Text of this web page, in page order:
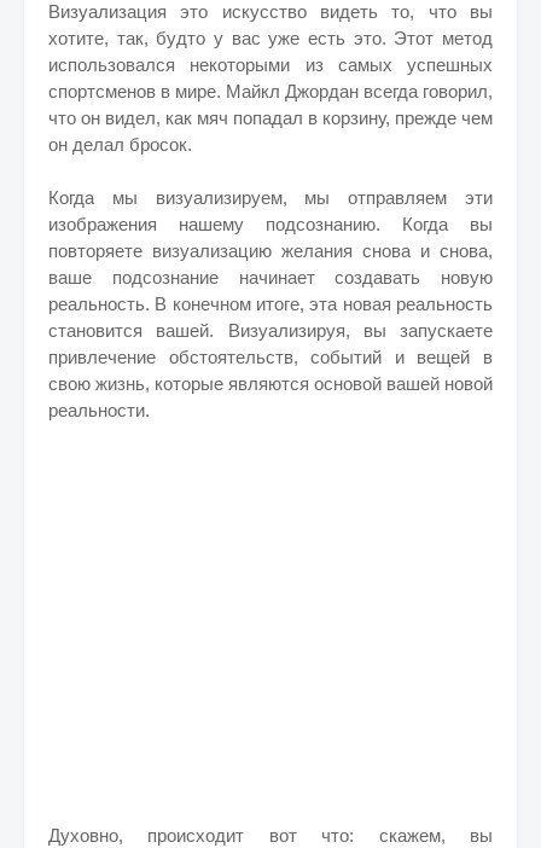
Визуализация это искусство видеть то, что вы
хотите, так, будто у вас уже есть это. Этот метод
использовался некоторыми из самых успешных
спортсменов в мире. Майкл Джордан всегда говорил,
что он видел, как мяч попадал в корзину, прежде чем
он делал бросок.
Когда мы визуализируем, мы отправляем эти
изображения нашему подсознанию. Когда вы
повторяете визуализацию желания снова и снова,
ваше подсознание начинает создавать новую
реальность. В конечном итоге, эта новая реальность
становится вашей. Визуализируя, вы запускаете
привлечение обстоятельств, событий и вещей в
свою жизнь, которые являются основой вашей новой
реальности.
Духовно, происходит вот что: скажем, вы